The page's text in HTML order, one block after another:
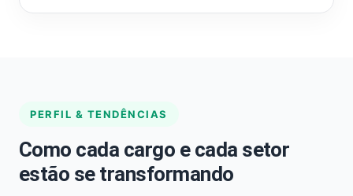
PERFIL & TENDÊNCIAS
Como cada cargo e cada setor
estão se transformando